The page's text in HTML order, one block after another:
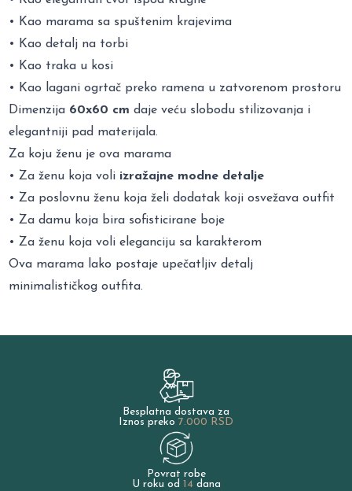
• Kao marama sa spuštenim krajevima
• Kao detalj na torbi
• Kao traka u kosi
• Kao lagani ogrtač preko ramena u zatvorenom prostoru
Dimenzija 60x60 cm daje veću slobodu stilizovanja i
elegantniji pad materijala.
Za koju ženu je ova marama
• Za ženu koja voli izražajne modne detalje
• Za poslovnu ženu koja želi dodatak koji osvežava outfit
• Za damu koja bira sofisticirane boje
• Za ženu koja voli eleganciju sa karakterom
Ova marama lako postaje upečatljiv detalj
minimalističkog outfita.
Besplatna dostava za
Iznos preko 7.000 RSD
Povrat robe
U roku od 14dana